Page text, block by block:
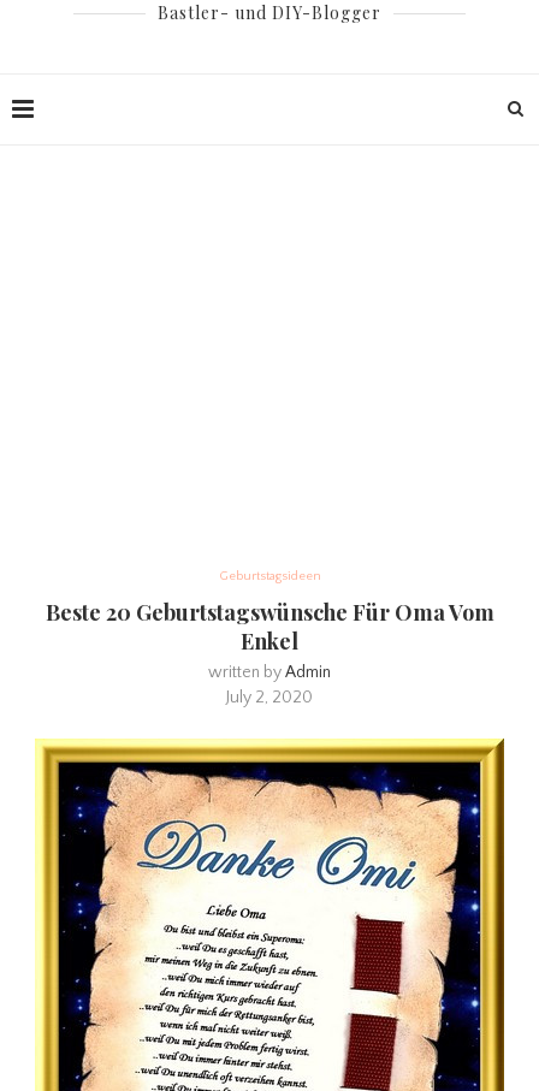
Bastler- und DIY-Blogger
Geburtstagsideen
Beste 20 Geburtstagswünsche Für Oma Vom
Enkel
written byAdmin
July 2, 2020